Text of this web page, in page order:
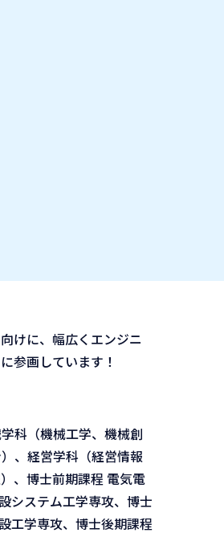
けに、幅広くエンジニ
参画しています！
科（機械工学、機械創
、経営学科（経営情報
、博士前期課程 電気電
システム工学専攻、博士
工学専攻、博士後期課程